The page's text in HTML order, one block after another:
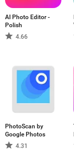
je nach App
verschiedene
AI Photo Editor -
Polish
4.66
PhotoScan by
Google Photos
4.31